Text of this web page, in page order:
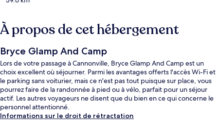
À propos de cet hébergement
Bryce Glamp And Camp
Lors de votre passage à Cannonville, Bryce Glamp And Camp est un
choix excellent où séjourner. Parmi les avantages offerts l'accès Wi-Fi et
le parking sans voiturier, mais ce n'est pas tout puisque sur place, vous
pourrez faire de la randonnée à pied ou à vélo, parfait pour un séjour
actif. Les autres voyageurs ne disent que du bien en ce qui concerne le
personnel attentionné.
Informations sur le droit de rétractation